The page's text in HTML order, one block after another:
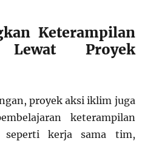
Keterampilan
Proyek
proyek aksi iklim juga
keterampilan
seperti kerja sama tim,